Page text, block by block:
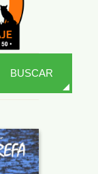
BUSCAR